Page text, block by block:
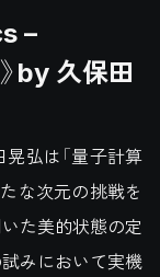
–
by 久保田
弘は「量子計算
な次元の挑戦を
た美的状態の定
みにおいて実機